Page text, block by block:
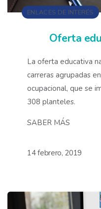
ENLACES DE INTERÉS
Oferta
La oferta educativa
carreras agrupadas
ocupacional, que se
308 planteles.
SABER MÁS
14 febrero, 2019